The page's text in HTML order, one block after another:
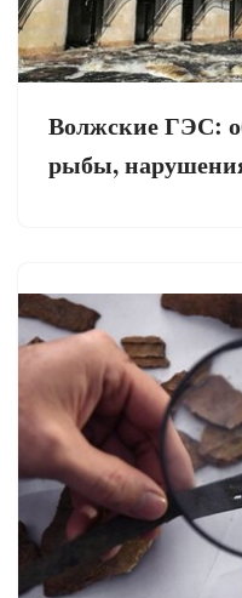
Волжские ГЭС:
рыбы,